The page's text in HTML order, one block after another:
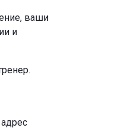
ваши
и